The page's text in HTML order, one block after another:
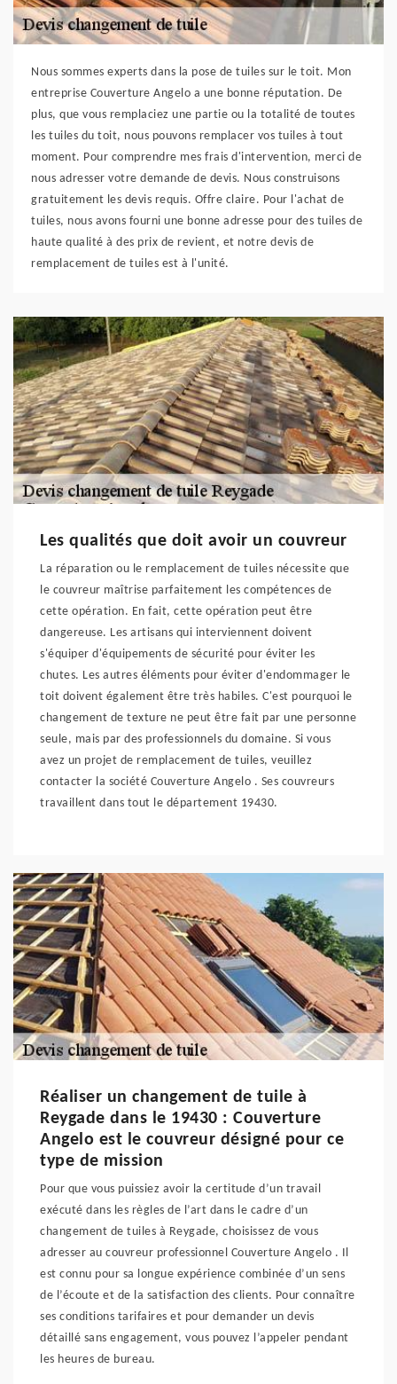
Nous sommes experts dans la pose de tuiles sur le toit. Mon
entreprise Couverture Angelo a une bonne réputation. De
plus, que vous remplaciez une partie ou la totalité de toutes
les tuiles du toit, nous pouvons remplacer vos tuiles à tout
moment. Pour comprendre mes frais d'intervention, merci de
nous adresser votre demande de devis. Nous construisons
gratuitement les devis requis. Offre claire. Pour l'achat de
tuiles, nous avons fourni une bonne adresse pour des tuiles de
haute qualité à des prix de revient, et notre devis de
remplacement de tuiles est à l'unité.
Les qualités que doit avoir un couvreur
La réparation ou le remplacement de tuiles nécessite que
le couvreur maîtrise parfaitement les compétences de
cette opération. En fait, cette opération peut être
dangereuse. Les artisans qui interviennent doivent
s'équiper d'équipements de sécurité pour éviter les
chutes. Les autres éléments pour éviter d'endommager le
toit doivent également être très habiles. C'est pourquoi le
changement de texture ne peut être fait par une personne
seule, mais par des professionnels du domaine. Si vous
avez un projet de remplacement de tuiles, veuillez
contacter la société Couverture Angelo . Ses couvreurs
travaillent dans tout le département 19430.
Réaliser un changement de tuile à
Reygade dans le 19430 : Couverture
Angelo est le couvreur désigné pour ce
type de mission
Pour que vous puissiez avoir la certitude d’un travail
exécuté dans les règles de l’art dans le cadre d’un
changement de tuiles à Reygade, choisissez de vous
adresser au couvreur professionnel Couverture Angelo . Il
est connu pour sa longue expérience combinée d’un sens
de l’écoute et de la satisfaction des clients. Pour connaître
ses conditions tarifaires et pour demander un devis
détaillé sans engagement, vous pouvez l’appeler pendant
les heures de bureau.